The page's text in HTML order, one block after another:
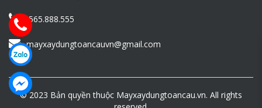
0565.888.555
mayxaydungtoancauvn@gmail.com
© 2023 Bản quyền thuộc Mayxaydungtoancau.vn. All rights